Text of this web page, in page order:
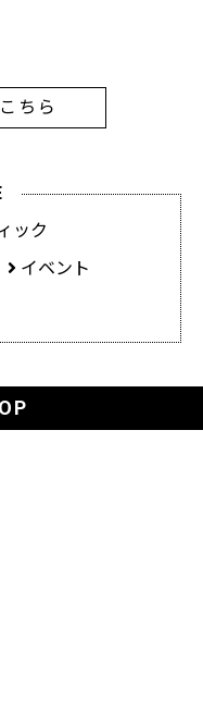
ちら
ック
イベント